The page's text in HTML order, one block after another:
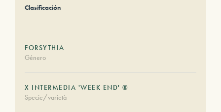
Clasificación
FORSYTHIA
Género
X INTERMEDIA 'WEEK END' ®
Specie/varietà